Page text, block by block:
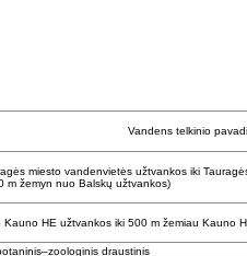
Vandens telkinio
miesto vandenvietės užtvankos iki
m žemyn nuo Balskų užtvankos)
Kauno HE užtvankos iki 500 m žemiau Kauno
draustinis